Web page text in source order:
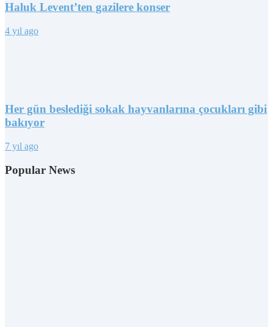
Haluk Levent’ten gazilere konser
4 yıl ago
Her gün beslediği sokak hayvanlarına çocukları gibi
bakıyor
7 yıl ago
Popular News